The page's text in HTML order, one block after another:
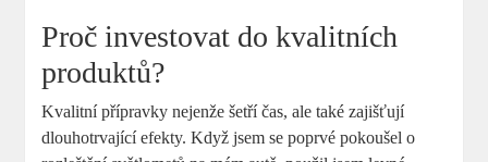
Proč investovat do kvalitních
produktů?
Kvalitní přípravky nejenže ⁤šetří čas, ale také zajišťují
dlouhotrvající efekty. Když jsem se poprvé ‌pokoušel⁢ o⁣